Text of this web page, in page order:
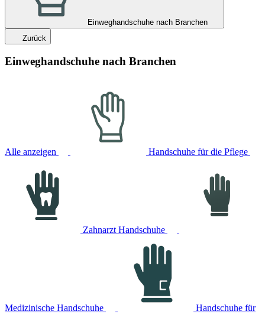
Einweghandschuhe nach Branchen
Zurück
Einweghandschuhe nach Branchen
Alle anzeigen Handschuhe für die Pflege
Zahnarzt Handschuhe
Medizinische Handschuhe Handschuhe für